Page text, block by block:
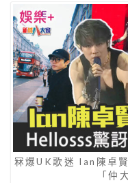
冧爆UK歌迷 Ian陳卓
「仲